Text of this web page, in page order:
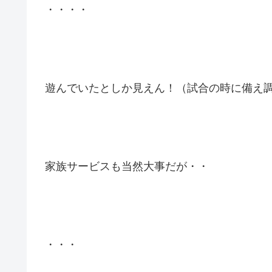
・・・・
遊んでいたとしか見えん！（試合の時に備え
家族サービスも当然大事だが・・
・・・